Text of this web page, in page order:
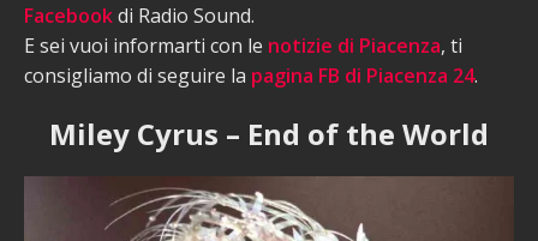
Facebookdi Radio Sound.
E sei vuoi informarti con le notizie di Piacenza, ti
consigliamo di seguire la pagina FB di Piacenza 24.
Miley Cyrus – End of the World